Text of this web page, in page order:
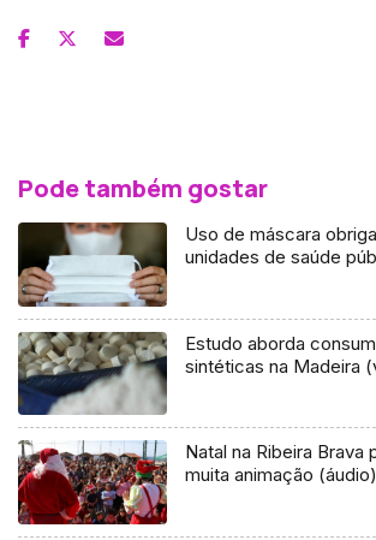
Pode também gostar
Uso de máscara
unidades de saúde
Estudo aborda
sintéticas na Madeira
Natal na Ribeira Brava
muita animação (áudio)